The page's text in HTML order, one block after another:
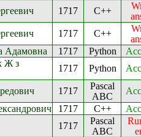
1717 C++
1717 C++
Адамовна 1717 Python
Ж з
1717 Python
1717
Pascal
ABC
1717 C++
1717
Pascal
ABC